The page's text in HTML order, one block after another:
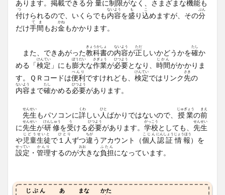
あります。 掲載できる分量に制限がなく、さまざまな機能も
付
つ
けられるので、いくらでも内容
ないよう
を盛
も
り込
こ
めますが、その分
ぶん
だけ手間
てま
もお金
かね
もかかります。
また、できあがった教科書
きょうかしょ
の内容
ないよう
が正
ただ
しいかどうかを確
たし
か
める「検定
けんてい
」にも膨大
ぼうだい
な作業
さぎょう
が必要
ひつよう
となり、 時間
じかん
がかかりま
す。ＱＲコードは便利
べんり
ですけれども、 検定
けんてい
ではリンク先
さき
の
内容
ないよう
まで確
たし
かめる必要
ひつよう
があります。
先生
せんせい
もパソコンに詳
くわ
しい人
ひと
ばかりではないので、 授業
じゅぎょう
の前
まえ
に先生
せんせい
が研修
けんしゅう
を受
う
ける必要
ひつよう
があります。 学校
がっこう
としても、 先生
せんせい
や児童生徒
じどうせいと
で１人
ひとり
ずつ違
ちが
うアカウント（個人
こじん
認証
にんしょう
情報
じょうほう
）を
設定
せってい
・ 管理
かんり
するのが大
おお
きな負担
ふたん
になっています。
じぶん あ まな かた